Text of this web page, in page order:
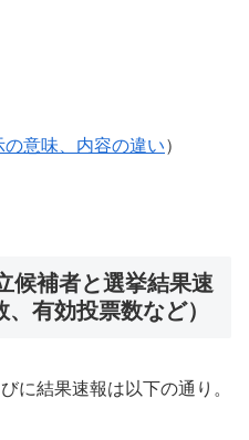
意味、内容の違い）
候補者と選挙結果速
有効投票数など）
に結果速報は以下の通り。